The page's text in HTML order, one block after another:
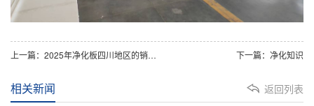
上一篇：2025年净化板四川地区的销售价格情况 下一篇：净化知识
返回列表
相关新闻